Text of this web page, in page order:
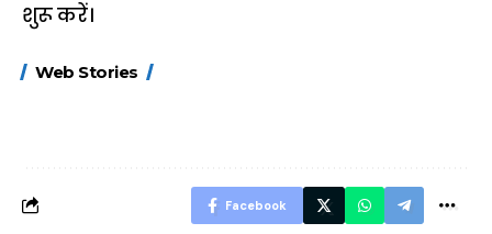
शुरू करें।
Web Stories
FASTag के ये नए
Facebook